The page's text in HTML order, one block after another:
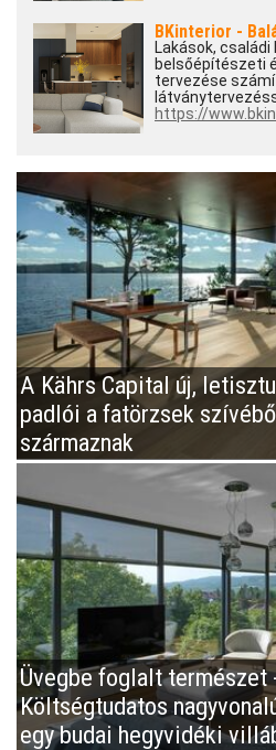
BKinterior -
Lakások,
belsőépítészeti
tervezése
https://
A Kährs Capital új,
padlói a fatörzsek
származnak
Üvegbe foglalt természet
Költségtudatos
egy budai hegyvidéki